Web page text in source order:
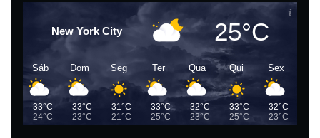
New York City 25°C
Sáb
33°C
24°C
Dom
33°C
23°C
Seg
31°C
21°C
Ter
33°C
25°C
Qua
32°C
23°C
Qui
33°C
25°C
Sex
32°C
23°C